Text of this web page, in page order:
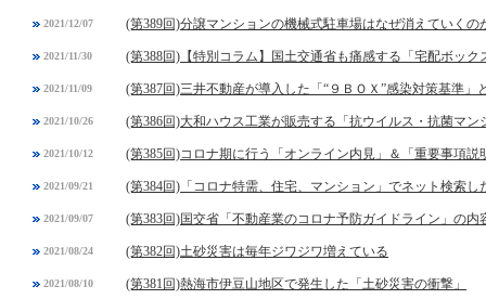
2021/12/07 (第389回)分譲マンションの機械式駐車場はなぜ消えていくの
2021/11/30 (第388回)【特別コラム】国土交通省も痛感する「宅配ボック
2021/11/09 (第387回)三井不動産が導入した「“９ＢＯＸ”感染対策基準」
2021/10/26 (第386回)大和ハウス工業が販売する「抗ウイルス・抗菌マン
2021/10/12 (第385回)コロナ期に行う「オンライン内見」＆「重要事項説
2021/09/21 (第384回)「コロナ特需、住宅、マンション」でネット検索し
2021/09/07 (第383回)国交省「不動産業のコロナ予防ガイドライン」の内
2021/08/24 (第382回)土砂災害は毎年ジワジワ増えている
2021/08/10 (第381回)熱海市伊豆山地区で発生した「土砂災害の衝撃」